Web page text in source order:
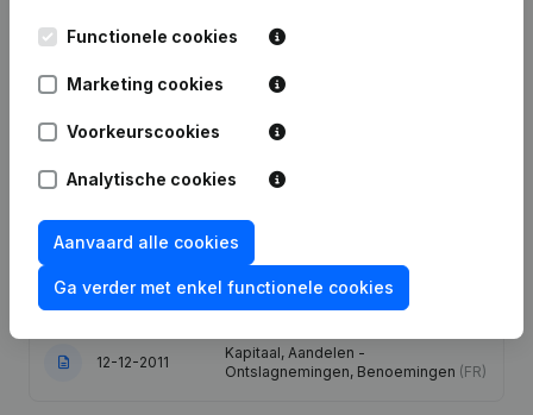
Datum Publicatie
10-01-2024
Overige Wijzigingen,...)
06-05-2020 Ontslagnemingen, Benoemingen
18-09-2014 Ontslagnemingen, Benoemingen
12-12-2011
Kapitaal, Aandelen -
Ontslagnemingen, Benoemingen (FR)
Functionele cookies
Marketing cookies
Voorkeurscookies
Analytische cookies
Aanvaard alle cookies
Ga verder met enkel functionele cookies